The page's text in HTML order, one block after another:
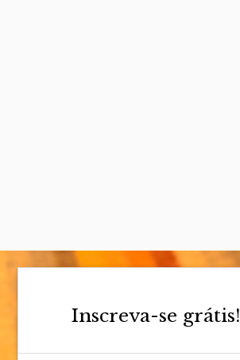
Inscreva-se grátis!